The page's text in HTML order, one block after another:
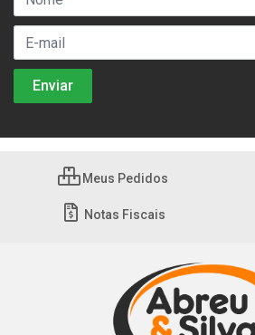
Meus Pedidos
Notas Fiscais